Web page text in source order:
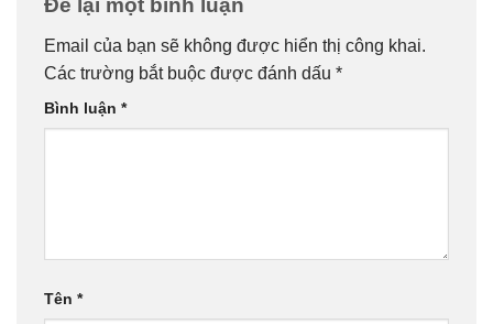
Để lại một bình luận
Email của bạn sẽ không được hiển thị công khai.
Các trường bắt buộc được đánh dấu *
Bình luận *
Tên *